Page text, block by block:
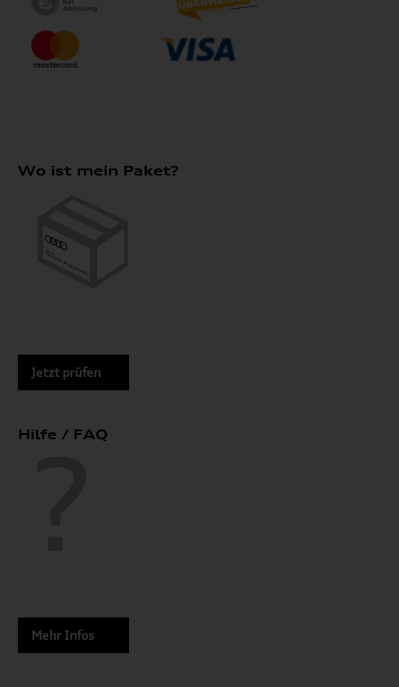
Wo ist mein Paket?
Jetzt prüfen
Hilfe / FAQ
Mehr Infos